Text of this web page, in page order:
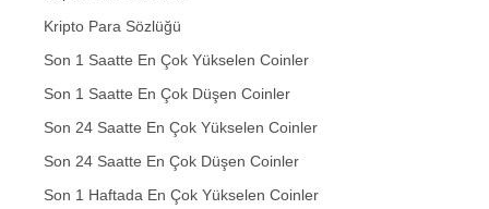
Kripto Para Sözlüğü
Son 1 Saatte En Çok Yükselen Coinler
Son 1 Saatte En Çok Düşen Coinler
Son 24 Saatte En Çok Yükselen Coinler
Son 24 Saatte En Çok Düşen Coinler
Son 1 Haftada En Çok Yükselen Coinler